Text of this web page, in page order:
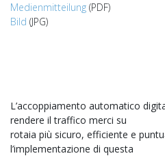
Medienmitteilung (PDF)
Bild (JPG)
L’accoppiamento automatico
rendere il traffico merci su
rotaia più sicuro, efficiente e
l’implementazione di questa